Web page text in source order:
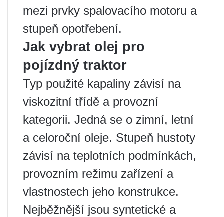
mezi prvky spalovacího motoru a
stupeň opotřebení.
Jak vybrat olej pro
pojízdný traktor
Typ použité kapaliny závisí na
viskozitní třídě a provozní
kategorii. Jedná se o zimní, letní
a celoroční oleje. Stupeň hustoty
závisí na teplotních podmínkách,
provozním režimu zařízení a
vlastnostech jeho konstrukce.
Nejběžnější jsou syntetické a